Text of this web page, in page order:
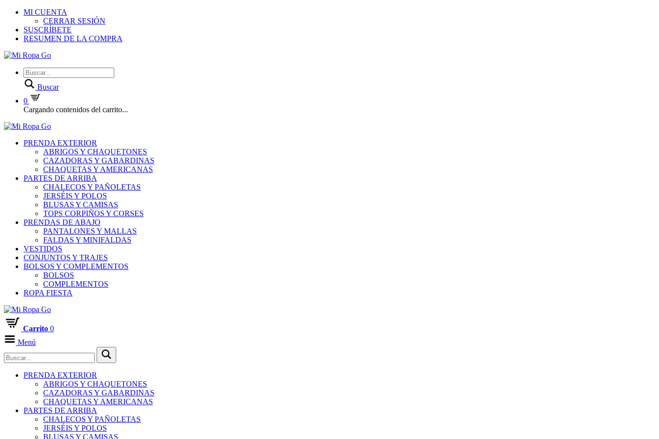
MI CUENTA
CERRAR SESIÓN
SUSCRÍBETE
RESUMEN DE LA COMPRA
Buscar
0
Cargando contenidos del carrito...
PRENDA EXTERIOR
ABRIGOS Y CHAQUETONES
CAZADORAS Y GABARDINAS
CHAQUETAS Y AMERICANAS
PARTES DE ARRIBA
CHALECOS Y PAÑOLETAS
JERSÉIS Y POLOS
BLUSAS Y CAMISAS
TOPS CORPIÑOS Y CORSES
PRENDAS DE ABAJO
PANTALONES Y MALLAS
FALDAS Y MINIFALDAS
VESTIDOS
CONJUNTOS Y TRAJES
BOLSOS Y COMPLEMENTOS
BOLSOS
COMPLEMENTOS
ROPA FIESTA
Carrito 0
Menú
PRENDA EXTERIOR
ABRIGOS Y CHAQUETONES
CAZADORAS Y GABARDINAS
CHAQUETAS Y AMERICANAS
PARTES DE ARRIBA
CHALECOS Y PAÑOLETAS
JERSÉIS Y POLOS
BLUSAS Y CAMISAS